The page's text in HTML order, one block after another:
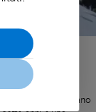
al Club Alpino Italiano